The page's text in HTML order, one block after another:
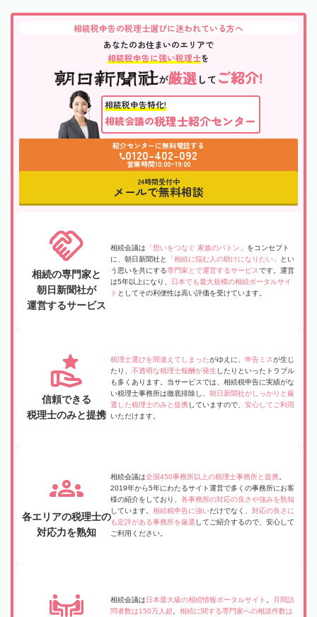
相続税申告の税理士選びに迷われている方へ
あなたのお住まいのエリアで
相続税申告に強い税理士を
が厳選して ご紹介!
相続税申告特化!
相続会議の税理士紹介センター
紹介センターに無料電話する
0120-402-092
営業時間10:00~19:00
24時間受付中
メールで無料相談
相続の専門家と
朝日新聞社が
運営するサービス
相続会議は 「想いをつなぐ 家族のバトン」 をコンセプト
に、朝日新聞社と
「相続に悩む人の助けになりたい」
とい
う思いを共にする専門家とで運営するサービスです。運営
は5年以上になり、
日本でも最大規模の相続ポータルサイ
ト としてその利便性は高い評価を受けています。
信頼できる
税理士のみと提携
税理士選びを間違えてしまったがゆえに、 申告ミスが生じ
たり、 不透明な税理士報酬が発生 したりといったトラブル
も多くあります。当サービスでは、相続税申告に実績がな
い税理士事務所は徹底排除し、 朝日新聞社がしっかりと厳
選した税理士のみと提携していますので、 安心してご利用
いただけます。
各エリアの税理士の
対応力を熟知
相続会議は全国450事務所以上の税理士事務所と提携
2019年から5年にわたるサイト運営で多くの事務所にお客
様の紹介をしており、 各事務所の対応の良さや強みを熟知
しています。 相続税申告に強いだけでなく、 対応の良さに
も定評がある事務所を厳選 してご紹介するので、安心して
ご利用ください。
相続会議は 日本最大級の相続情報ポータルサイト
月間訪
問者数は150万人超
相続に関する専門家への相談件数は